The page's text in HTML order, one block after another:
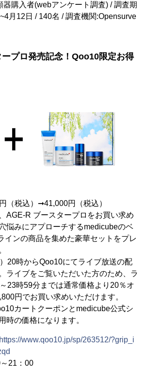
購入者(webアンケート調査) / 調査期
月12日 / 140名 / 調査機関:Opensurve
プロ発売記念！Qoo10限定お得
（税込）➞41,000円（税込）
AGE-R ブースタープロをお買い求め
悩みにアプローチするmedicubeのベ
インの商品を集めた豪華セットをプレ
20時からQoo10にてライブ放送の配
ライブをご覧いただいた方のため、ラ
23時59分までは通常価格より20％オ
円でお買い求めいただけます。
カートクーポンとmedicube公式シ
時の価格になります。
https://www.qoo10.jp/sp/263512/?grip_i
21：00